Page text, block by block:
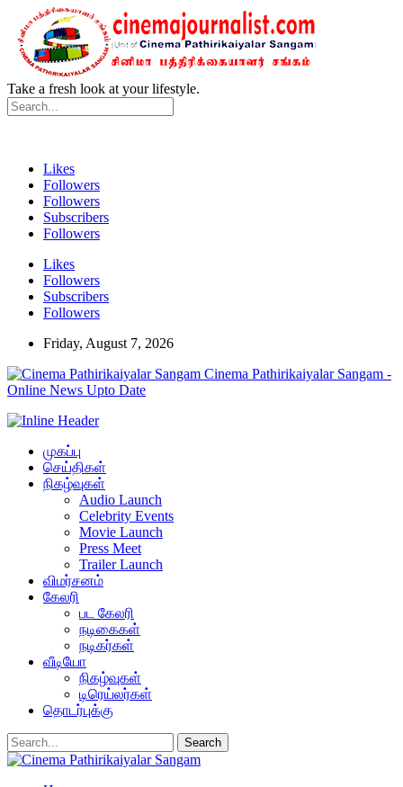
Take a fresh look at your lifestyle.
Likes
Followers
Followers
Subscribers
Followers
Likes
Followers
Subscribers
Followers
Friday, August 7, 2026
Cinema Pathirikaiyalar Sangam -
Online News Upto Date
முகப்பு
செய்திகள்
நிகழ்வுகள்
Audio Launch
Celebrity Events
Movie Launch
Press Meet
Trailer Launch
விமர்சனம்
கேலரி
பட கேலரி
நடிகைகள்
நடிகர்கள்
வீடியோ
நிகழ்வுகள்
டிரெய்லர்கள்
தொடர்புக்கு